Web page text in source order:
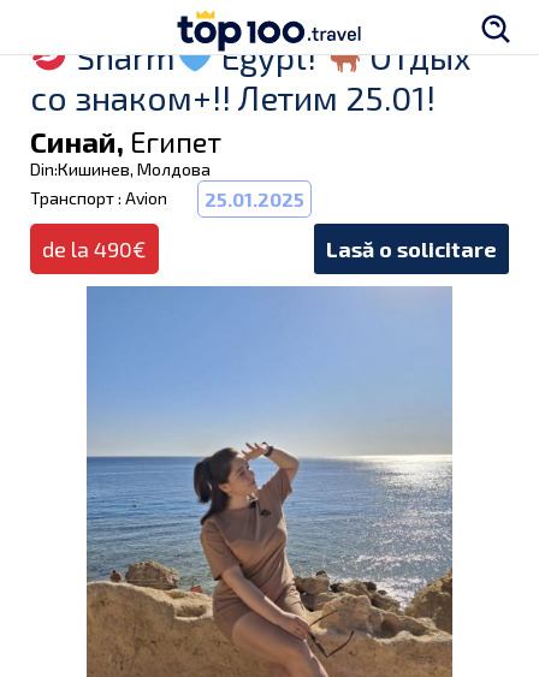
Sharm Egypt!
Отдых
со знаком+!! Летим 25.01!
Синай, Египет
Din:Кишинев, Молдова
Транспорт : Avion
25.01.2025
de la 490€ Lasă o solicitare